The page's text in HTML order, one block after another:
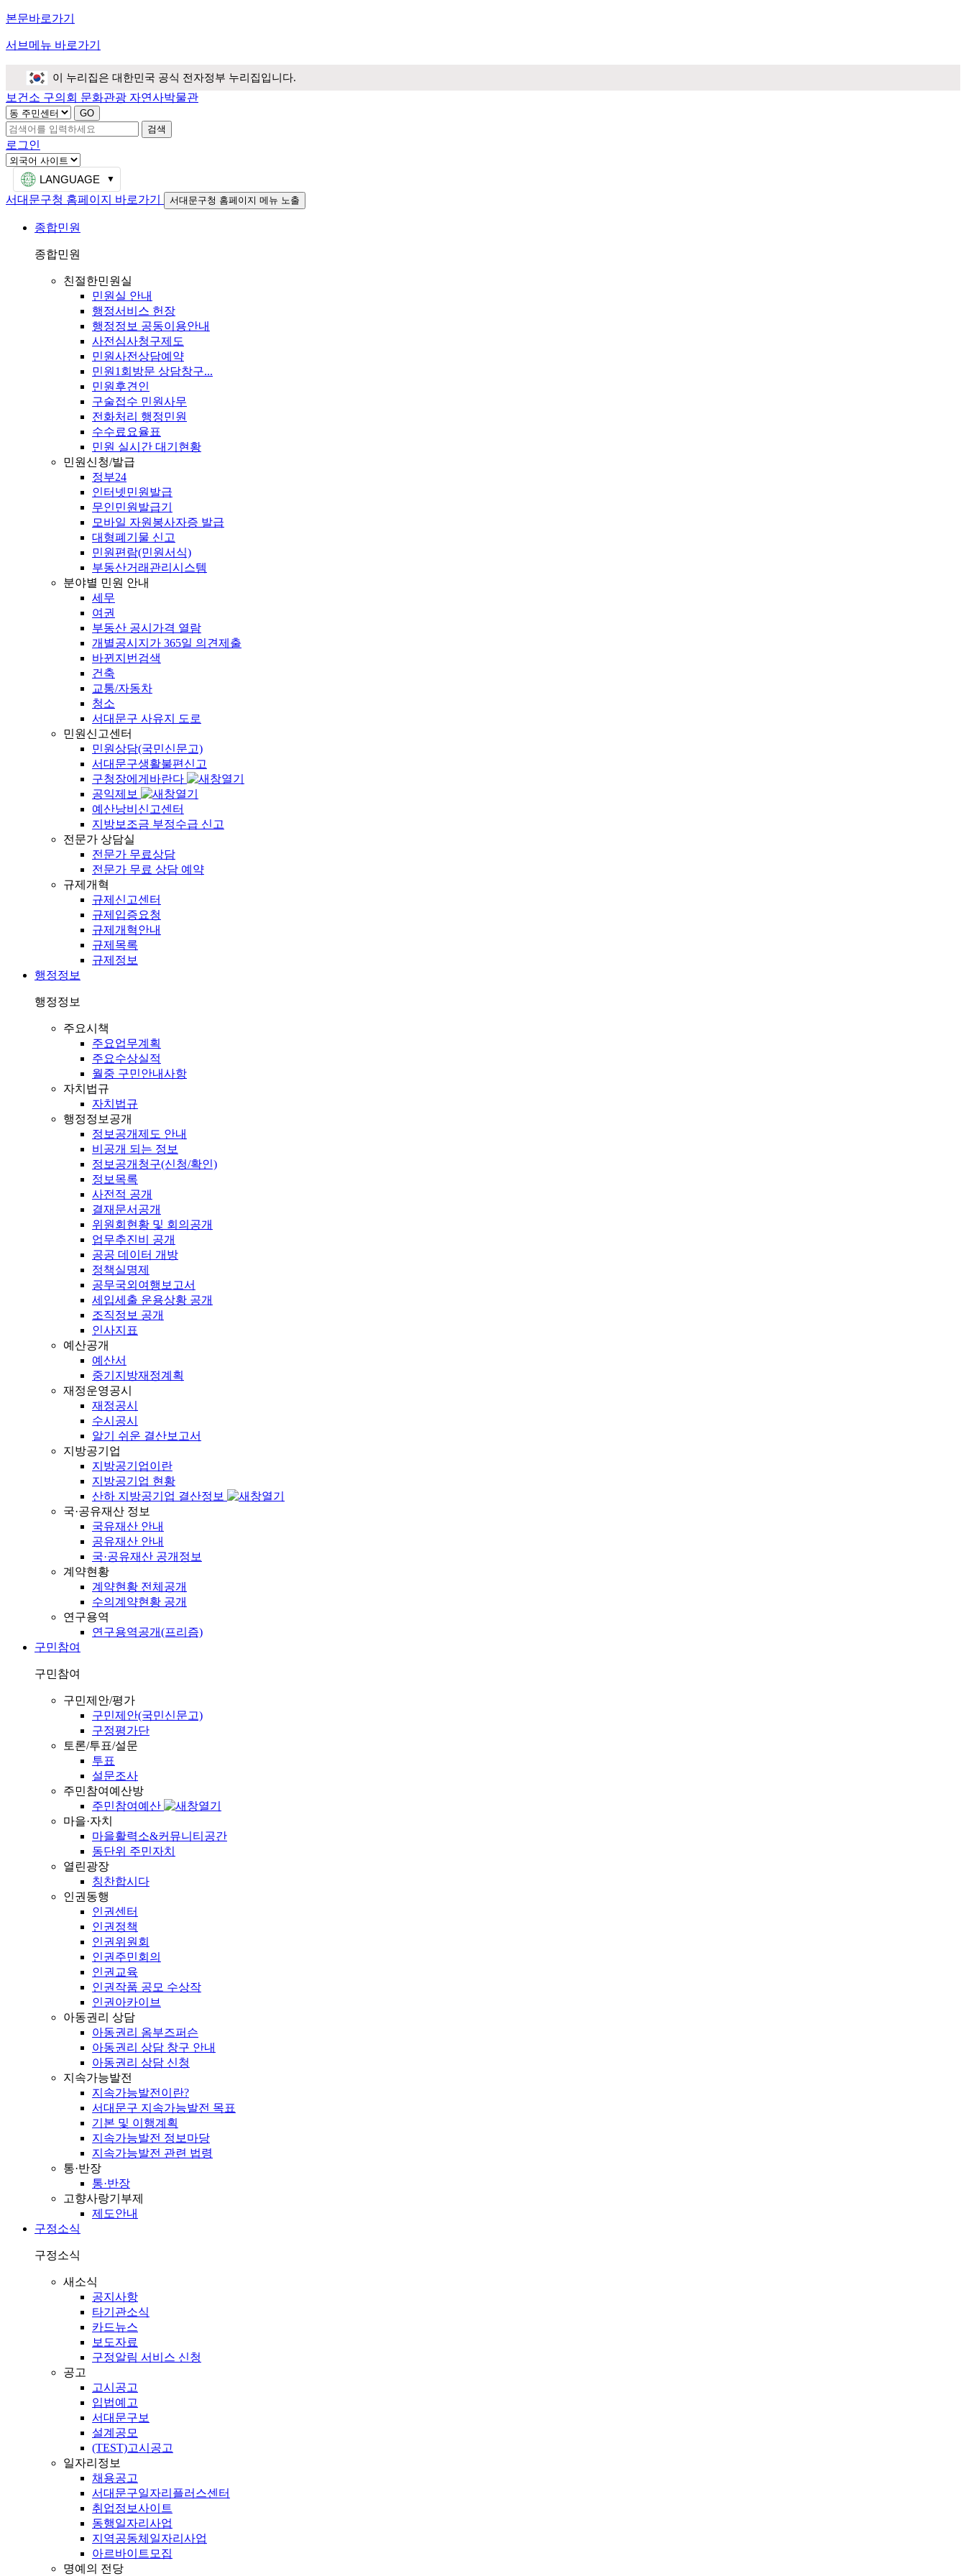
본문바로가기
서브메뉴 바로가기
이 누리집은 대한민국 공식 전자정부 누리집입니다.
보건소 구의회 문화관광 자연사박물관
검색
로그인
LANGUAGE
서대문구청 홈페이지 바로가기
서대문구청 홈페이지 메뉴 노출
종합민원
종합민원
친절한민원실
민원실 안내
행정서비스 헌장
행정정보 공동이용안내
사전심사청구제도
민원사전상담예약
민원1회방문 상담창구...
민원후견인
구술접수 민원사무
전화처리 행정민원
수수료요율표
민원 실시간 대기현황
민원신청/발급
정부24
인터넷민원발급
무인민원발급기
모바일 자원봉사자증 발급
대형폐기물 신고
민원편람(민원서식)
부동산거래관리시스템
분야별 민원 안내
세무
여권
부동산 공시가격 열람
개별공시지가 365일 의견제출
바뀐지번검색
건축
교통/자동차
청소
서대문구 사유지 도로
민원신고센터
민원상담(국민신문고)
서대문구생활불편신고
구청장에게바란다
공익제보
예산낭비신고센터
지방보조금 부정수급 신고
전문가 상담실
전문가 무료상담
전문가 무료 상담 예약
규제개혁
규제신고센터
규제입증요청
규제개혁안내
규제목록
규제정보
행정정보
행정정보
주요시책
주요업무계획
주요수상실적
월중 구민안내사항
자치법규
자치법규
행정정보공개
정보공개제도 안내
비공개 되는 정보
정보공개청구(신청/확인)
정보목록
사전적 공개
결재문서공개
위원회현황 및 회의공개
업무추진비 공개
공공 데이터 개방
정책실명제
공무국외여행보고서
세입세출 운용상황 공개
조직정보 공개
인사지표
예산공개
예산서
중기지방재정계획
재정운영공시
재정공시
수시공시
알기 쉬운 결산보고서
지방공기업
지방공기업이란
지방공기업 현황
산하 지방공기업 결산정보
국·공유재산 정보
국유재산 안내
공유재산 안내
국·공유재산 공개정보
계약현황
계약현황 전체공개
수의계약현황 공개
연구용역
연구용역공개(프리즘)
구민참여
구민참여
구민제안/평가
구민제안(국민신문고)
구정평가단
토론/투표/설문
투표
설문조사
주민참여예산방
주민참여예산
마을·자치
마을활력소&커뮤니티공간
동단위 주민자치
열린광장
칭찬합시다
인권동행
인권센터
인권정책
인권위원회
인권주민회의
인권교육
인권작품 공모 수상작
인권아카이브
아동권리 상담
아동권리 옴부즈퍼슨
아동권리 상담 창구 안내
아동권리 상담 신청
지속가능발전
지속가능발전이란?
서대문구 지속가능발전 목표
기본 및 이행계획
지속가능발전 정보마당
지속가능발전 관련 법령
통·반장
통·반장
고향사랑기부제
제도안내
구정소식
구정소식
새소식
공지사항
타기관소식
카드뉴스
보도자료
구정알림 서비스 신청
공고
고시공고
입법예고
서대문구보
설계공모
(TEST)고시공고
일자리정보
채용공고
서대문구일자리플러스센터
취업정보사이트
동행일자리사업
지역공동체일자리사업
아르바이트모집
명예의 전당